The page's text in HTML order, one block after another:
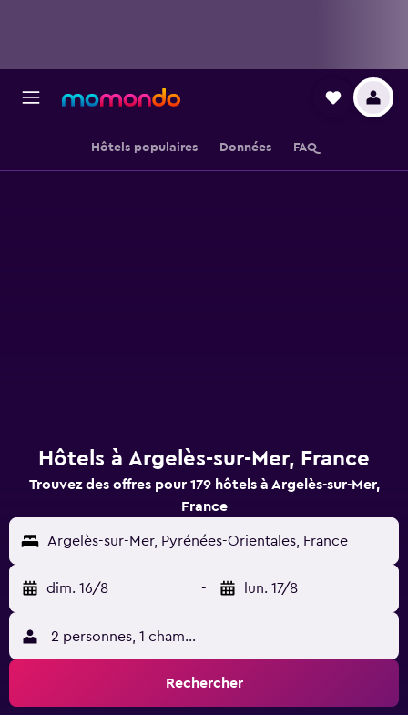
Hôtels populaires Données FAQ
Hôtels à Argelès-sur-Mer, France
Trouvez des offres pour 179 hôtels à Argelès-sur-Mer,
France
Argelès-sur-Mer, Pyrénées-Orientales, France
dim. 16/8 - lun. 17/8
2 personnes, 1 chambre
Rechercher